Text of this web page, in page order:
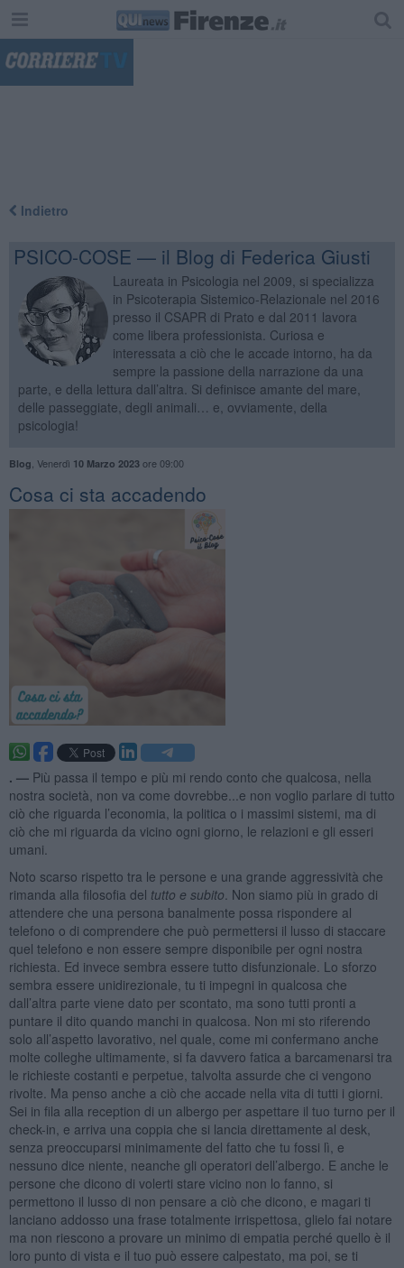
Indietro
PSICO-COSE — il Blog di Federica Giusti
Laureata in Psicologia nel 2009, si specializza
in Psicoterapia Sistemico-Relazionale nel 2016
presso il CSAPR di Prato e dal 2011 lavora
come libera professionista. Curiosa e
interessata a ciò che le accade intorno, ha da
sempre la passione della narrazione da una
parte, e della lettura dall’altra. Si definisce amante del mare,
delle passeggiate, degli animali… e, ovviamente, della
psicologia!
Blog Venerdì 10 Marzo 2023ore 09:00
​Cosa ci sta accadendo
. — Più passa il tempo e più mi rendo conto che qualcosa, nella
nostra società, non va come dovrebbe...e non voglio parlare di tutto
ciò che riguarda l’economia, la politica o i massimi sistemi, ma di
ciò che mi riguarda da vicino ogni giorno, le relazioni e gli esseri
umani.
Noto scarso rispetto tra le persone e una grande aggressività che
rimanda alla filosofia del tutto e subito . Non siamo più in grado di
attendere che una persona banalmente possa rispondere al
telefono o di comprendere che può permettersi il lusso di staccare
quel telefono e non essere sempre disponibile per ogni nostra
richiesta. Ed invece sembra essere tutto disfunzionale. Lo sforzo
sembra essere unidirezionale, tu ti impegni in qualcosa che
dall’altra parte viene dato per scontato, ma sono tutti pronti a
puntare il dito quando manchi in qualcosa. Non mi sto riferendo
solo all’aspetto lavorativo, nel quale, come mi confermano anche
molte colleghe ultimamente, si fa davvero fatica a barcamenarsi tra
le richieste costanti e perpetue, talvolta assurde che ci vengono
rivolte. Ma penso anche a ciò che accade nella vita di tutti i giorni.
Sei in fila alla reception di un albergo per aspettare il tuo turno per il
check-in, e arriva una coppia che si lancia direttamente al desk,
senza preoccuparsi minimamente del fatto che tu fossi lì, e
nessuno dice niente, neanche gli operatori dell’albergo. E anche le
persone che dicono di volerti stare vicino non lo fanno, si
permettono il lusso di non pensare a ciò che dicono, e magari ti
lanciano addosso una frase totalmente irrispettosa, glielo fai notare
ma non riescono a provare un minimo di empatia perché quello è il
loro punto di vista e il tuo può essere calpestato, ma poi, se ti